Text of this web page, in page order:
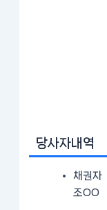
당사자내역
채권자
조OO